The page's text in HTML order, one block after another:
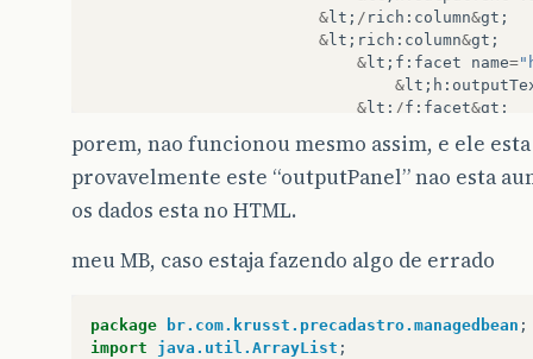
& lt ; / rich : column&gt ;
& lt ; rich : column&gt ;
& lt ; f : facet name=
& lt ; h :
& lt ; /f : facet&gt ;
&lt; f: param
&lt;f: param
& lt;h:
porem, nao funcionou mesmo assim, e ele
provavelmente este “outputPanel” nao esta
os dados esta no HTML.
meu MB, caso estaja fazendo algo de errado
package br.com.krusst.precadastro.managedbean ;
import
java.util.ArrayList ;